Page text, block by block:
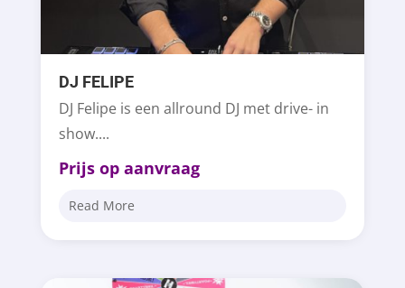
DJ FELIPE
DJ Felipe is een allround DJ met drive- in
show....
Prijs op aanvraag
Read More